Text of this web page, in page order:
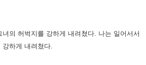
의 허벅지를 강하게 내려쳤다. 나는 일어서서
하게 내려쳤다.